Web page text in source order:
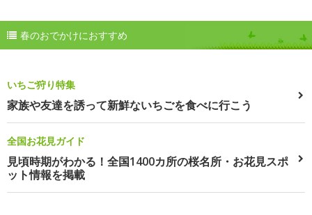
春のおでかけにおすすめ
いちご狩り特集
家族や友達を誘って新鮮ないちごを食べに行こう
全国お花見ガイド
見頃時期がわかる！全国1400カ所の桜名所・お花見スポ
ット情報を掲載